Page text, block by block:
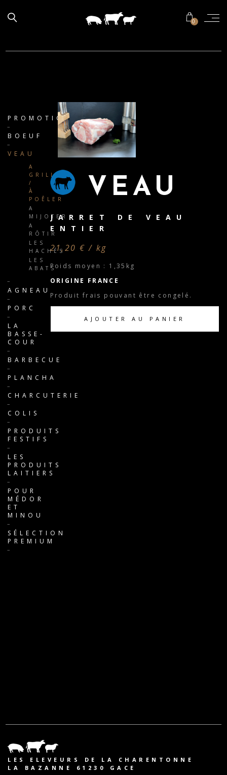
0
VEAU
JARRET DE VEAU
ENTIER
21,20 € / kg
Poids moyen : 1,35kg
ORIGINE FRANCE
Produit frais pouvant être congelé.
AJOUTER AU PANIER
PROMOTIONS
BOEUF
VEAU
A
GRILLER
/
À
POÊLER
A
MIJOTER
A
RÔTIR
LES
HACHÉS
LES
ABATS
AGNEAU
PORC
LA
BASSE-
COUR
BARBECUE
PLANCHA
CHARCUTERIE
COLIS
PRODUITS
FESTIFS
LES
PRODUITS
LAITIERS
POUR
MÉDOR
ET
MINOU
SÉLECTION
PREMIUM
LES ELEVEURS DE LA CHARENTONNE
LA BAZANNE 61230 GACE